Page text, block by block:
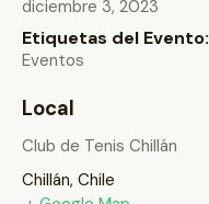
diciembre 3, 2023
Etiquetas del Evento:
Eventos
Local
Club de Tenis Chillán
Chillán, Chile